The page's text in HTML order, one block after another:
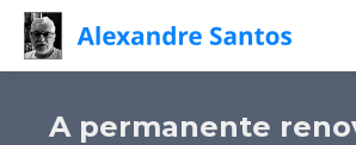
A permanente